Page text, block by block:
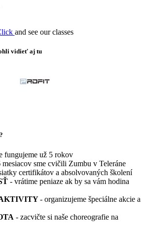
and see our classes
vidieť aj tu
fungujeme už 5 rokov
mesiacov sme cvičili Zumbu v Teleráne
certifikátov a absolvovaných školení
- vrátime peniaze ak by sa vám hodina
- organizujeme špeciálne akcie a
- zacvičte si naše choreografie na